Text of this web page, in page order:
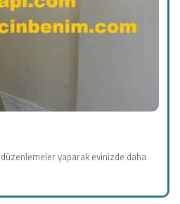
yaparak evinizde daha